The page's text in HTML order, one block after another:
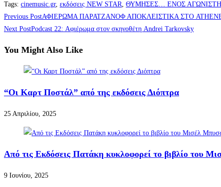
Tags: cinemusic.gr, εκδόσεις NEW STAR, ΘΥΜΗΣΕΣ… ΕΝΟΣ ΑΓΩΝΙΣΤΗ
Previous PostΑΦΙΕΡΩΜΑ ΠΑΡΑΤΖΑΝΟΦ ΑΠΟΚΛΕΙΣΤΙΚΑ ΣΤΟ
Next PostPodcast 22: Αφιέρωμα στον σκηνοθέτη Andrei Tarkovsky
You Might Also Like
“Οι Καρτ Ποστάλ” από της εκδόσεις Διόπτρα
25 Απριλίου, 2025
Από τις Εκδόσεις Πατάκη κυκλοφορεί το βιβλίο του
9 Ιουνίου, 2025